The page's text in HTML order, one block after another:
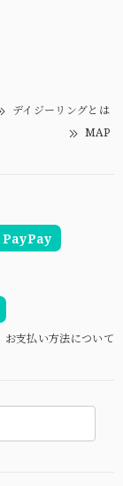
デイジーリングとは
MAP
PayPay
お支払い方法について